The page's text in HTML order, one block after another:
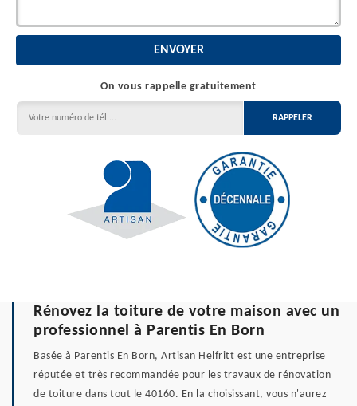
On vous rappelle gratuitement
Rénovez la toiture de votre maison avec un
professionnel à Parentis En Born
Basée à Parentis En Born, Artisan Helfritt est une entreprise
réputée et très recommandée pour les travaux de rénovation
de toiture dans tout le 40160. En la choisissant, vous n'aurez